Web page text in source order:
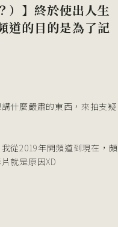
）】終於使出人生
道的目的是為了記
什麼嚴肅的東西，來拍支疑
從2019年開頻道到現在，頗
就是原因XD